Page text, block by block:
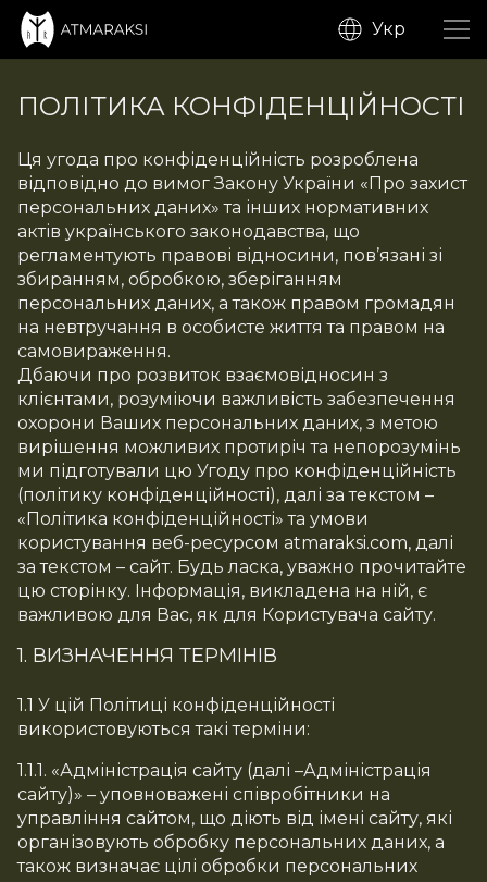
Укр
ПОЛІТИКА КОНФІДЕНЦІЙНОСТІ
Ця угода про конфіденційність розроблена
відповідно до вимог Закону України «Про захист
персональних даних» та інших нормативних
актів українського законодавства, що
регламентують правові відносини, пов’язані зі
збиранням, обробкою, зберіганням
персональних даних, а також правом громадян
на невтручання в особисте життя та правом на
самовираження.
Дбаючи про розвиток взаємовідносин з
клієнтами, розуміючи важливість забезпечення
охорони Ваших персональних даних, з метою
вирішення можливих протиріч та непорозумінь
ми підготували цю Угоду про конфіденційність
(політику конфіденційності), далі за текстом –
«Політика конфіденційності» та умови
користування веб-ресурсом atmaraksi.com, далі
за текстом – сайт. Будь ласка, уважно прочитайте
цю сторінку. Інформація, викладена на ній, є
важливою для Вас, як для Користувача сайту.
1. ВИЗНАЧЕННЯ ТЕРМІНІВ
1.1 У цій Політиці конфіденційності
використовуються такі терміни:
1.1.1. «Адміністрація сайту (далі –Адміністрація
сайту)» – уповноважені співробітники на
управління сайтом, що діють від імені сайту, які
організовують обробку персональних даних, а
також визначає цілі обробки персональних